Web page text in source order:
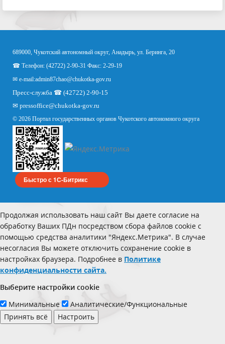
689000, Чукотский автономный округ, Анадырь, ул. Беринга, 20
☎ Телефон: (42722) 2-90-31 Факс: 2-29-19
✉ e-mail:admin87chao@chukotka-gov.ru
Пресс-служба ☎ (42722) 2-90-15
✉ pressoffice@chukotka-gov.ru
© 2026 Портал государственных органов Чукотского автономного округа
Быстро с 1С-Битрикс
Продолжая использовать наш сайт Вы даете согласие на
обработку Ваших ПДн посредством сбора файлов cookie с
помощью средства аналитики "Яндекс.Метрика". В случае
несогласия Вы можете отключить сохранение cookie в
настройках браузера. Подробнее в Политике
конфиденциальности сайта.
Выберите настройки cookie
Минимальные
Аналитические/Функциональные
Принять всё
Настроить